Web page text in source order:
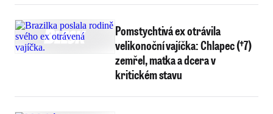
Pomstychtivá ex otrávila
velikonoční vajíčka: Chlapec (†7)
zemřel, matka a dcera v
kritickém stavu